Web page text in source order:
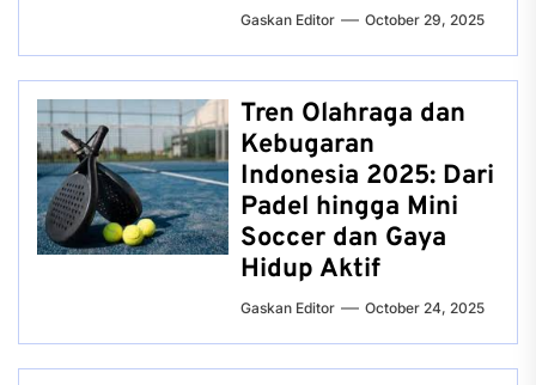
Gaskan Editor October 29, 2025
Tren Olahraga dan
Kebugaran
Indonesia 2025: Dari
Padel hingga Mini
Soccer dan Gaya
Hidup Aktif
Gaskan Editor October 24, 2025